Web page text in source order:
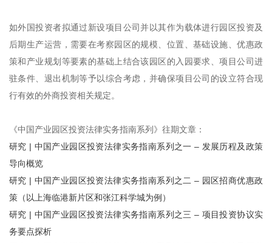
如外国投资者拟通过新设项目公司并以其作为载体进行园区投资及
后期生产运营，需要在考察园区的规模、位置、基础设施、优惠政
策和产业规划等要素的基础上结合该园区的入园要求、项目公司进
驻条件、退出机制等予以综合考虑，并确保项目公司的设立符合现
行有效的外商投资相关规定。
《中国产业园区投资法律实务指南系列》往期文章：
研究 | 中国产业园区投资法律实务指南系列之一 – 发展历程及政策
导向概览
研究 | 中国产业园区投资法律实务指南系列之二 – 园区招商优惠政
策（以上海临港新片区和张江科学城为例）
研究 | 中国产业园区投资法律实务指南系列之三 – 项目投资协议实
务要点探析